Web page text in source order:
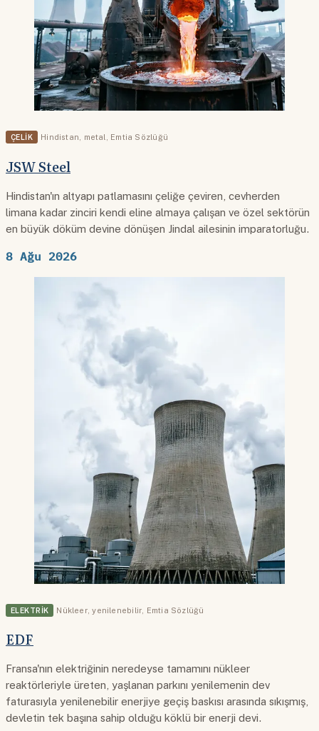
ÇELIK Hindistan metal Emtia Sözlüğü
JSW Steel
Hindistan'ın altyapı patlamasını çeliğe çeviren, cevherden
limana kadar zinciri kendi eline almaya çalışan ve özel sektörün
en büyük döküm devine dönüşen Jindal ailesinin imparatorluğu.
8 Ağu 2026
ELEKTRIK Nükleer,yenilenebilir Emtia Sözlüğü
EDF
Fransa'nın elektriğinin neredeyse tamamını nükleer
reaktörleriyle üreten, yaşlanan parkını yenilemenin dev
faturasıyla yenilenebilir enerjiye geçiş baskısı arasında sıkışmış,
devletin tek başına sahip olduğu köklü bir enerji devi.